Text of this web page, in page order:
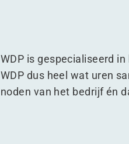
WDP is gespecialiseerd
WDP dus heel wat uren
noden van het bedrijf én